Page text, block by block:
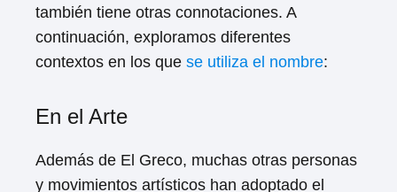
también tiene otras connotaciones. A
continuación, exploramos diferentes
contextos en los que se utiliza el nombre:
En el Arte
Además de El Greco, muchas otras personas
y movimientos artísticos han adoptado el